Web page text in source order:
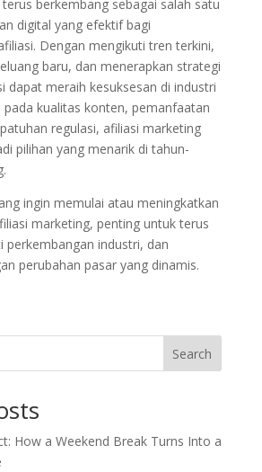
berkembang sebagai salah satu
digital yang efektif bagi
Dengan mengikuti tren terkini,
baru, dan menerapkan strategi
dapat meraih kesuksesan di industri
pada kualitas konten, pemanfaatan
regulasi, afiliasi marketing
pilihan yang menarik di tahun-
ingin memulai atau meningkatkan
marketing, penting untuk terus
perkembangan industri, dan
perubahan pasar yang dinamis.
Search
How a Weekend Break Turns Into a